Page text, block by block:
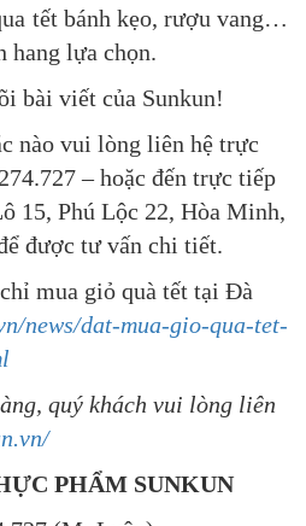
tết bánh kẹo, rượu vang…
hang lựa chọn.
bài viết của Sunkun!
nào vui lòng liên hệ trực
– hoặc đến trực tiếp
15, Phú Lộc 22, Hòa Minh,
được tư vấn chi tiết.
mua giỏ quà tết tại Đà
news/dat-mua-gio-qua-tet-
quý khách vui lòng liên
PHẨM SUNKUN